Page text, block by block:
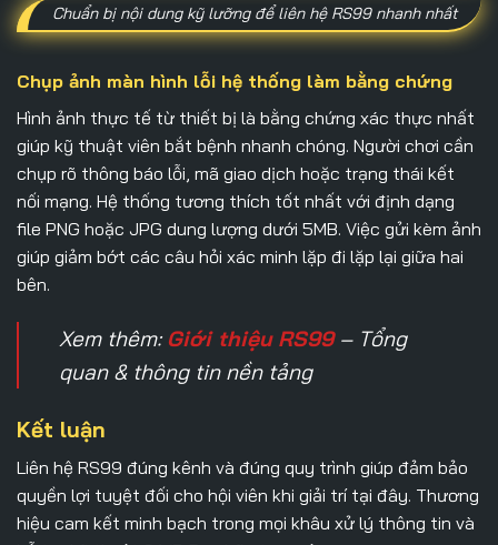
Chuẩn bị nội dung kỹ lưỡng để liên hệ RS99 nhanh nhất
Chụp ảnh màn hình lỗi hệ thống làm bằng chứng
Hình ảnh thực tế từ thiết bị là bằng chứng xác thực nhất
giúp kỹ thuật viên bắt bệnh nhanh chóng. Người chơi cần
chụp rõ thông báo lỗi, mã giao dịch hoặc trạng thái kết
nối mạng. Hệ thống tương thích tốt nhất với định dạng
file PNG hoặc JPG dung lượng dưới 5MB. Việc gửi kèm ảnh
giúp giảm bớt các câu hỏi xác minh lặp đi lặp lại giữa hai
bên.
Xem thêm: Giới thiệu RS99– Tổng
quan & thông tin nền tảng
Kết luận
Liên hệ RS99 đúng kênh và đúng quy trình giúp đảm bảo
quyền lợi tuyệt đối cho hội viên khi giải trí tại đây. Thương
hiệu cam kết minh bạch trong mọi khâu xử lý thông tin và